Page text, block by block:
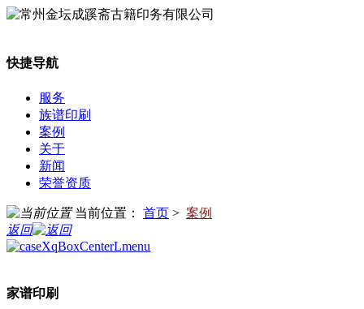
快捷导航
服务
族谱印刷
案例
关于
新闻
荣誉资质
当前位置： 首页 > 案例
返回
家谱印刷